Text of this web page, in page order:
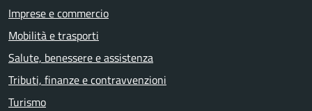
Imprese e commercio
Mobilità e trasporti
Salute, benessere e assistenza
Tributi, finanze e contravvenzioni
Turismo